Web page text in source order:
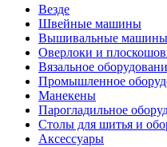
Везде
Швейные машины
Вышивальные машины
Оверлоки и
Вязальное
Промышленное
Манекены
Парогладильное
Столы для шитья и
Аксессуары